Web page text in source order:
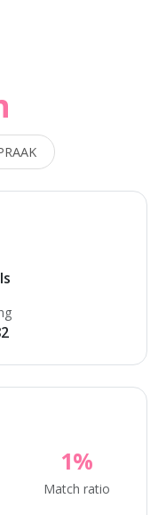
1%
Match ratio